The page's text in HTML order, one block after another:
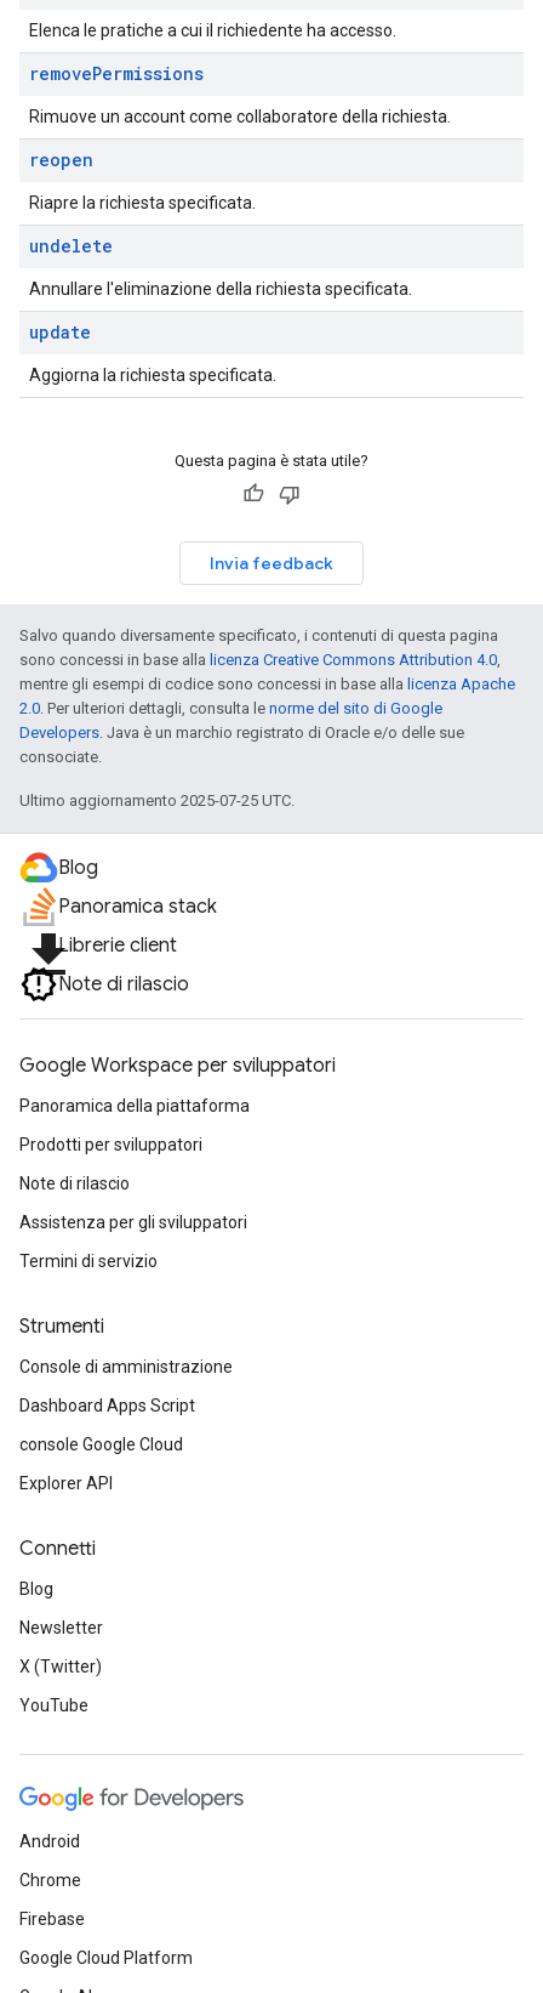
Elenca le pratiche a cui il richiedente ha accesso.
removePermissions
Rimuove un account come collaboratore della richiesta.
reopen
Riapre la richiesta specificata.
undelete
Annullare l'eliminazione della richiesta specificata.
update
Aggiorna la richiesta specificata.
Questa pagina è stata utile?
Invia feedback
Salvo quando diversamente specificato, i contenuti di questa pagina
sono concessi in base alla licenza Creative Commons Attribution 4.0,
mentre gli esempi di codice sono concessi in base alla licenza Apache
2.0. Per ulteriori dettagli, consulta le norme del sito di Google
Developers. Java è un marchio registrato di Oracle e/o delle sue
consociate.
Ultimo aggiornamento 2025-07-25 UTC.
Blog
Panoramica stack
file_downloadLibrerie client
Note di rilascio
Google Workspace per sviluppatori
Panoramica della piattaforma
Prodotti per sviluppatori
Note di rilascio
Assistenza per gli sviluppatori
Termini di servizio
Strumenti
Console di amministrazione
Dashboard Apps Script
console Google Cloud
Explorer API
Connetti
Blog
Newsletter
X (Twitter)
YouTube
Android
Chrome
Firebase
Google Cloud Platform